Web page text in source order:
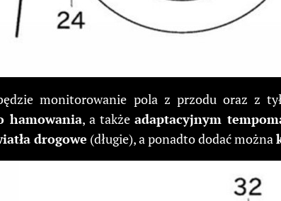
monitorowanie pola z przodu oraz z
hamowania, a takżeadaptacyjnym
drogowe (długie), a ponadto dodać można